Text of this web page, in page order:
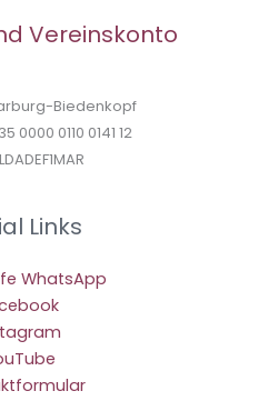
Vereinskonto
Biedenkopf
0000 0110 0141 12
Links
WhatsApp